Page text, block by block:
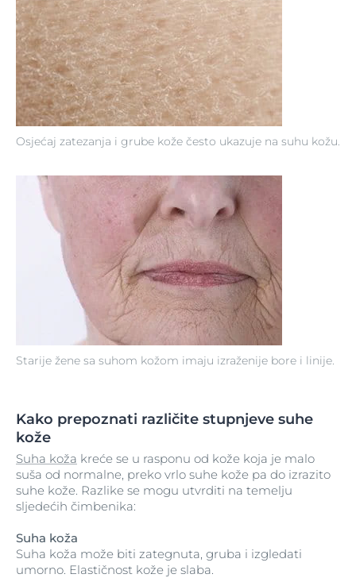
Osjećaj zatezanja i grube kože često ukazuje na suhu kožu.
Starije žene sa suhom kožom imaju izraženije bore i linije.
Kako prepoznati različite stupnjeve suhe
kože
Suha koža kreće se u rasponu od kože koja je malo
suša od normalne, preko vrlo suhe kože pa do izrazito
suhe kože. Razlike se mogu utvrditi na temelju
sljedećih čimbenika:
Suha koža
Suha koža može biti zategnuta, gruba i izgledati
umorno. Elastičnost kože je slaba.